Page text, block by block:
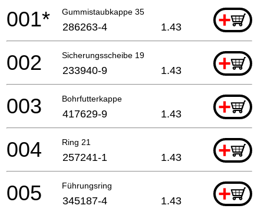
Gummistaubkappe 35 +
001* 286263-4 1.43
Sicherungsscheibe 19 +
002 233940-9 1.43
Bohrfutterkappe +
003 417629-9 1.43
Ring 21 +
004 257241-1 1.43
Führungsring +
005 345187-4 1.43